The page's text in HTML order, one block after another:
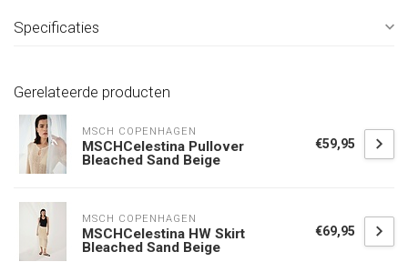
Specificaties
Gerelateerde producten
MSCH COPENHAGEN
MSCHCelestina Pullover
Bleached Sand Beige
€59,95
MSCH COPENHAGEN
MSCHCelestina HW Skirt
Bleached Sand Beige
€69,95